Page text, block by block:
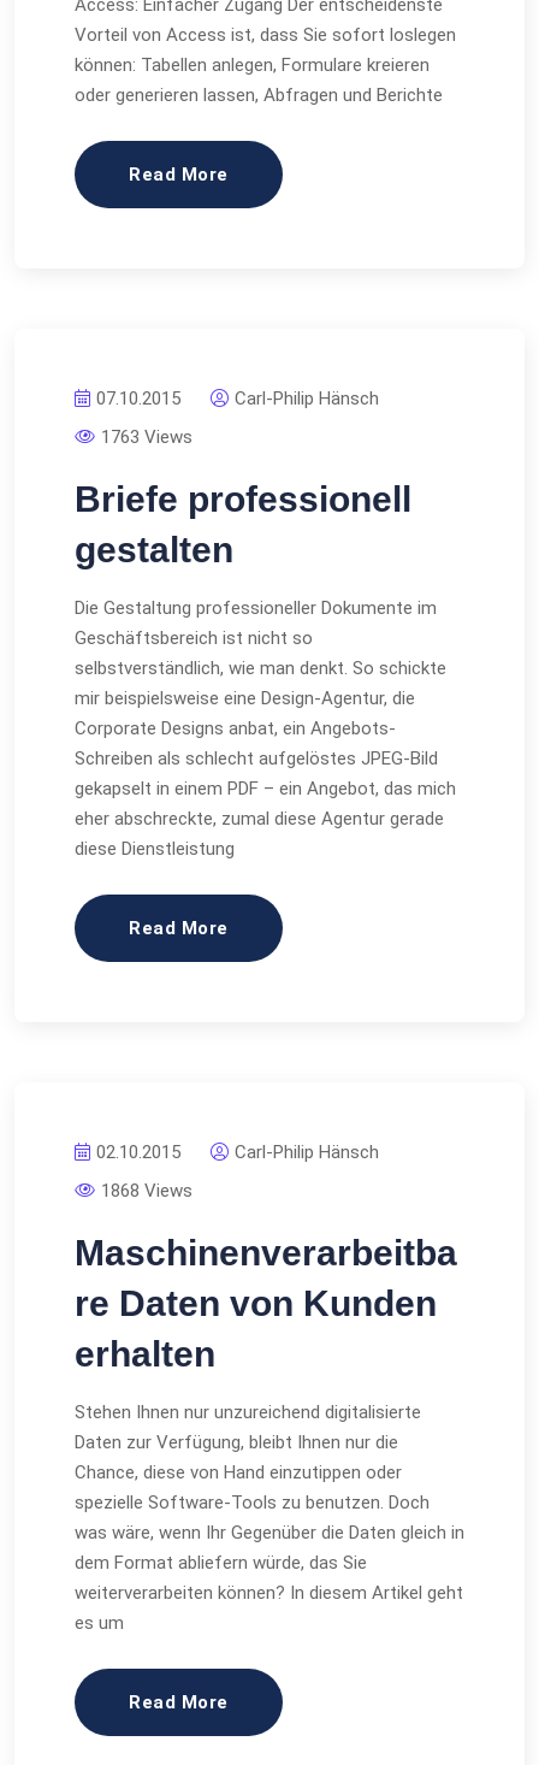
Access: Einfacher Zugang Der entscheidenste
Vorteil von Access ist, dass Sie sofort loslegen
können: Tabellen anlegen, Formulare kreieren
oder generieren lassen, Abfragen und Berichte
Read More
07.10.2015
Carl-Philip Hänsch
1763 Views
Briefe professionell
gestalten
Die Gestaltung professioneller Dokumente im
Geschäftsbereich ist nicht so
selbstverständlich, wie man denkt. So schickte
mir beispielsweise eine Design-Agentur, die
Corporate Designs anbat, ein Angebots-
Schreiben als schlecht aufgelöstes JPEG-Bild
gekapselt in einem PDF – ein Angebot, das mich
eher abschreckte, zumal diese Agentur gerade
diese Dienstleistung
Read More
02.10.2015
Carl-Philip Hänsch
1868 Views
Maschinenverarbeitba
re Daten von Kunden
erhalten
Stehen Ihnen nur unzureichend digitalisierte
Daten zur Verfügung, bleibt Ihnen nur die
Chance, diese von Hand einzutippen oder
spezielle Software-Tools zu benutzen. Doch
was wäre, wenn Ihr Gegenüber die Daten gleich in
dem Format abliefern würde, das Sie
weiterverarbeiten können? In diesem Artikel geht
es um
Read More